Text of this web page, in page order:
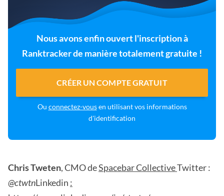
Nous avons enfin ouvert l'inscription à
Ranktracker de manière totalement gratuite !
CRÉER UN COMPTE GRATUIT
Ou connectez-vousen utilisant vos informations
d'identification
Chris Tweten, CMO deSpacebar CollectiveTwitter :
@ctwtnLinkedin :